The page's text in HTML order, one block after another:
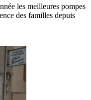
les meilleures pompes
des familles depuis